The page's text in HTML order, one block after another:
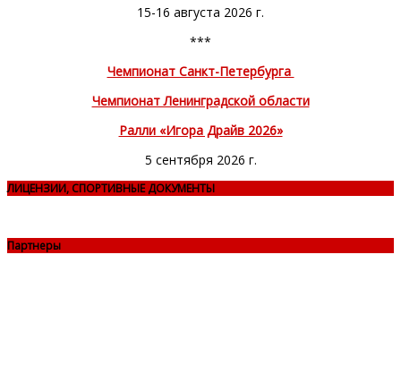
15-16 августа 2026 г.
***
Чемпионат Санкт-Петербурга
Чемпионат Ленинградской области
Ралли «Игора Драйв 2026»
5 сентября 2026 г.
ЛИЦЕНЗИИ, СПОРТИВНЫЕ ДОКУМЕНТЫ
Партнеры